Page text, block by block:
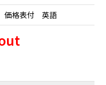
価格表付 英語